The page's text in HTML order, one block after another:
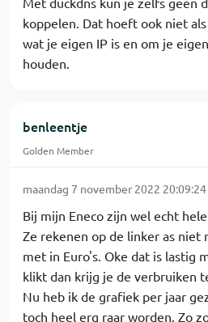
koppelen. Dat hoeft ook niet
wat je eigen IP is en om je
houden.
benleentje
Golden Member
maandag 7 november 2022 20:09:24
Bij mijn Eneco zijn wel echt
Ze rekenen op de linker as niet
met in Euro's. Oke dat is lastig
klikt dan krijg je de verbruiken
Nu heb ik de grafiek per jaar
toch heel erg raar worden. Zo